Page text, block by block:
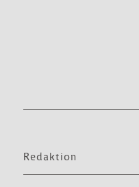
Redaktion